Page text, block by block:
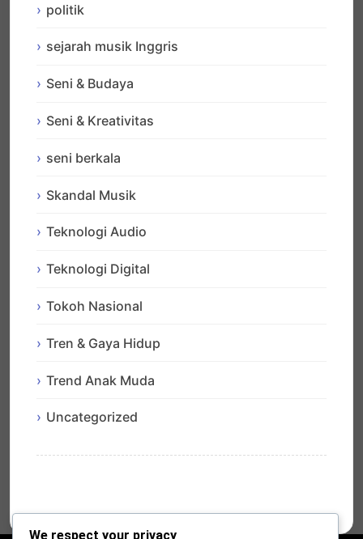
politik
sejarah musik Inggris
Seni & Budaya
Seni & Kreativitas
seni berkala
Skandal Musik
Teknologi Audio
Teknologi Digital
Tokoh Nasional
Tren & Gaya Hidup
Trend Anak Muda
Uncategorized
We respect your privacy